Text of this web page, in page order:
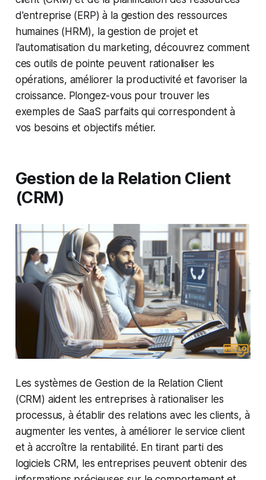
d'entreprise (ERP) à la gestion des ressources
humaines (HRM), la gestion de projet et
l'automatisation du marketing, découvrez comment
ces outils de pointe peuvent rationaliser les
opérations, améliorer la productivité et favoriser la
croissance. Plongez-vous pour trouver les
exemples de SaaS parfaits qui correspondent à
vos besoins et objectifs métier.
Gestion de la Relation Client
(CRM)
Les systèmes de Gestion de la Relation Client
(CRM) aident les entreprises à rationaliser les
processus, à établir des relations avec les clients, à
augmenter les ventes, à améliorer le service client
et à accroître la rentabilité. En tirant parti des
logiciels CRM, les entreprises peuvent obtenir des